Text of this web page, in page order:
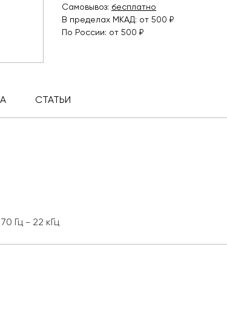
Самовывоз: бесплатно
В пределах МКАД: от 500 ₽
По России: от 500 ₽
СТАТЬИ
Гц - 22 кГц